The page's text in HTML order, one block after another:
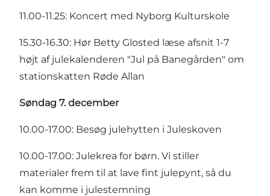
11.00-11.25: Koncert med Nyborg Kulturskole
15.30-16.30: Hør Betty Glosted læse afsnit 1-7
højt af julekalenderen "Jul på Banegården" om
stationskatten Røde Allan
Søndag 7. december
10.00-17.00: Besøg julehytten i Juleskoven
10.00-17.00: Julekrea for børn. Vi stiller
materialer frem til at lave fint julepynt, så du
kan komme i julestemning